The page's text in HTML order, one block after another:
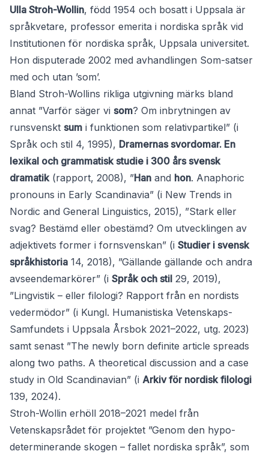
Ulla Stroh-Wollin, född 1954 och bosatt i Uppsala är
språkvetare, professor emerita i nordiska språk vid
Institutionen för nordiska språk, Uppsala universitet.
Hon disputerade 2002 med avhandlingen Som-satser
med och utan ’som’.
Bland Stroh-Wollins rikliga utgivning märks bland
annat ”Varför säger vi som? Om inbrytningen av
runsvenskt sum i funktionen som relativpartikel” (i
Språk och stil 4, 1995), Dramernas svordomar. En
lexikal och grammatisk studie i 300 års svensk
dramatik(rapport, 2008), ”Han and hon. Anaphoric
pronouns in Early Scandinavia” (i New Trends in
Nordic and General Linguistics, 2015), ”Stark eller
svag? Bestämd eller obestämd? Om utvecklingen av
adjektivets former i fornsvenskan” (i Studier i svensk
språkhistoria 14, 2018), ”Gällande gällande och andra
avseendemarkörer” (i Språk och stil 29, 2019),
”Lingvistik – eller filologi? Rapport från en nordists
vedermödor” (i Kungl. Humanistiska Vetenskaps-
Samfundets i Uppsala Årsbok 2021–2022, utg. 2023)
samt senast ”The newly born definite article spreads
along two paths. A theoretical discussion and a case
study in Old Scandinavian” (i Arkiv för nordisk filologi
139, 2024).
Stroh-Wollin erhöll 2018–2021 medel från
Vetenskapsrådet för projektet ”Genom den hypo-
determinerande skogen – fallet nordiska språk”, som